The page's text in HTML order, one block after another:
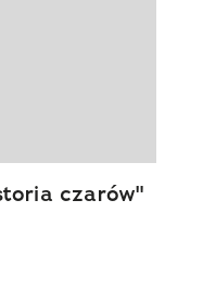
czarów"